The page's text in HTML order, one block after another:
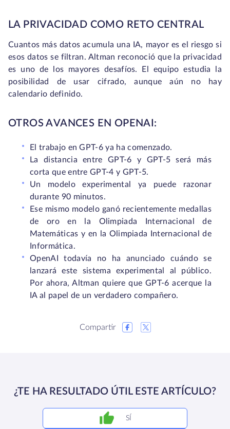
LA PRIVACIDAD COMO RETO CENTRAL
Cuantos más datos acumula una IA, mayor es el riesgo si
esos datos se filtran. Altman reconoció que la privacidad
es uno de los mayores desafíos. El equipo estudia la
posibilidad de usar cifrado, aunque aún no hay
calendario definido.
OTROS AVANCES EN OPENAI:
El trabajo en GPT-6 ya ha comenzado.
La distancia entre GPT-6 y GPT-5 será más
corta que entre GPT-4 y GPT-5.
Un modelo experimental ya puede razonar
durante 90 minutos.
Ese mismo modelo ganó recientemente medallas
de oro en la Olimpiada Internacional de
Matemáticas y en la Olimpiada Internacional de
Informática.
OpenAI todavía no ha anunciado cuándo se
lanzará este sistema experimental al público.
Por ahora, Altman quiere que GPT-6 acerque la
IA al papel de un verdadero compañero.
Compartir
¿TE HA RESULTADO ÚTIL ESTE ARTÍCULO?
SÍ